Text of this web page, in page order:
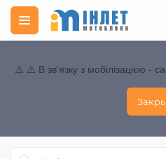
⚠️ ⚠️ В зв'язку з мобілізацією -